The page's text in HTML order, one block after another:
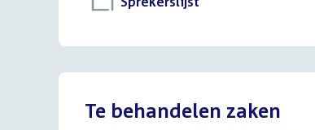
Te behandelen zaken